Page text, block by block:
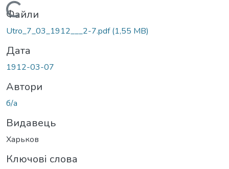
Вантажиться...
Файли
Utro_7_03_1912___2-7.pdf(1,55 MB)
Дата
1912-03-07
Автори
б/а
Видавець
Харьков
Ключові слова